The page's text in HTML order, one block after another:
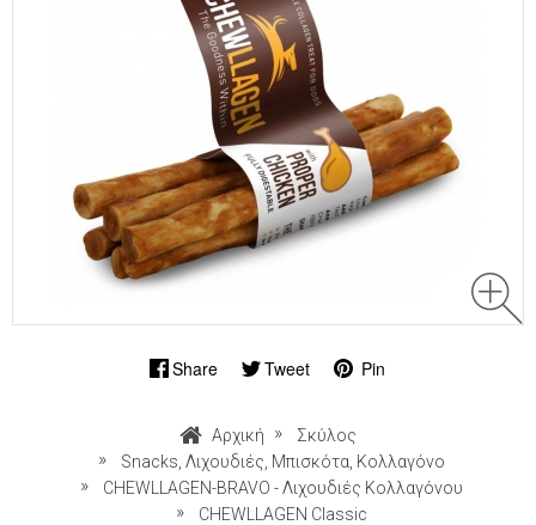
Share Tweet Pin
Αρχική
Σκύλος
Snacks, Λιχουδιές, Μπισκότα, Κολλαγόνο
CHEWLLAGEN-BRAVO - Λιχουδιές Κολλαγόνου
CHEWLLAGEN Classic